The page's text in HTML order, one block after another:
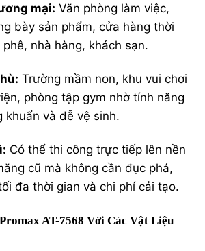
mại: Văn phòng làm việc,
bày sản phẩm, cửa hàng thời
nhà hàng, khách sạn.
Trường mầm non, khu vui chơi
phòng tập gym nhờ tính năng
khuẩn và dễ vệ sinh.
Có thể thi công trực tiếp lên nền
cũ mà không cần đục phá,
đa thời gian và chi phí cải tạo.
AT-7568 Với Các Vật Liệu